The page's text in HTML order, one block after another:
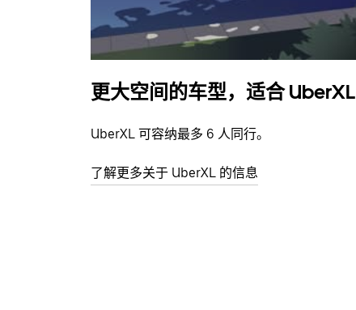
更大空间的车型，适合 UberXL
UberXL 可容纳最多 6 人同行。
了解更多关于 UberXL 的信息